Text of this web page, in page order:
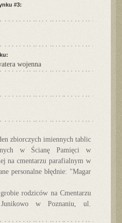
#3:
wojenna
zbiorczych imiennych tablic
w Ścianę Pamięci w
na cmentarzu parafialnym w
personalne błędnie: "Magar
rodziców na Cmentarzu
w Poznaniu, ul.